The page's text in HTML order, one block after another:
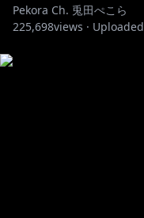
Pekora Ch. 兎田ぺこら
225,698views · Uploaded